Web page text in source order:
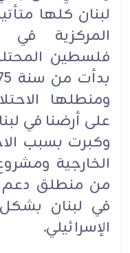
لبنان كلها
المركزية
فلسطين
ومنطلها
على أرضنا في
وكبرت بسبب
الخارجية
من منطلق دعم
في لبنان
الإسرائيلي.